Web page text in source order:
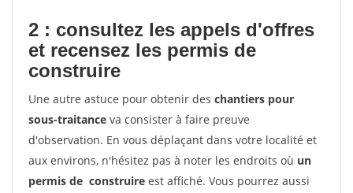
2 : consultez les appels d'offres
et recensez les permis de
construire
Une autre astuce pour obtenir des chantiers pour
sous-traitance va consister à faire preuve
d'observation. En vous déplaçant dans votre localité et
aux environs, n'hésitez pas à noter les endroits où un
permis de construire est affiché. Vous pourrez aussi